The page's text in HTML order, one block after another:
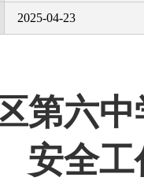
2025-04-23
第六
安全